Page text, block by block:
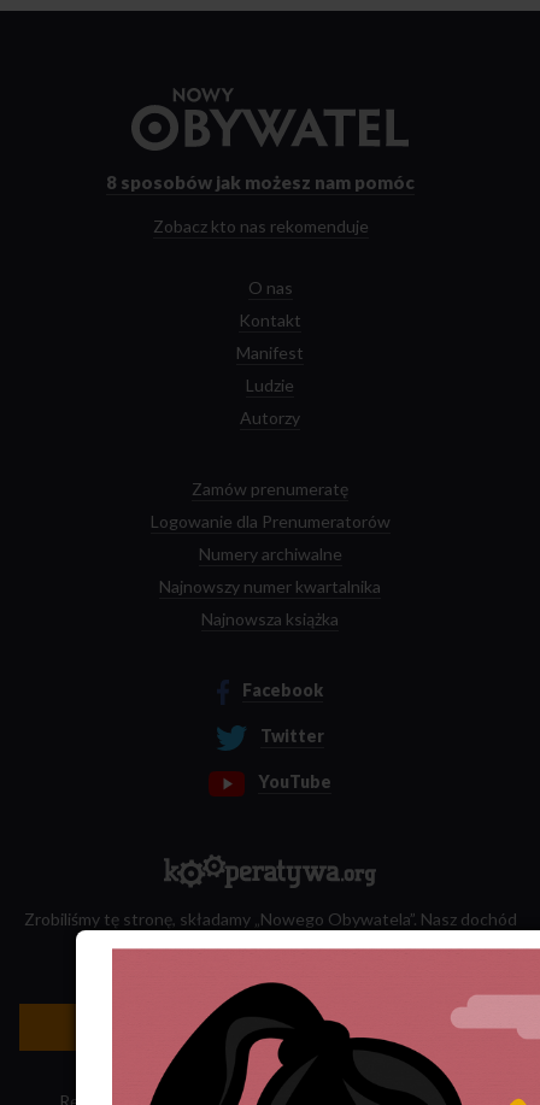
strony
8 sposobów jak możesz nam pomóc
Zobacz kto nas rekomenduje
O nas
Kontakt
Manifest
Ludzie
Autorzy
Zamów prenumeratę
Logowanie dla Prenumeratorów
Numery archiwalne
Najnowszy numer kwartalnika
Najnowsza książka
Facebook
Twitter
YouTube
Zrobiliśmy tę stronę, składamy „Nowego Obywatela”. Nasz dochód
Newsletter »
Regulamin sklepu Polityka ciasteczek · Subskrypcja RSS